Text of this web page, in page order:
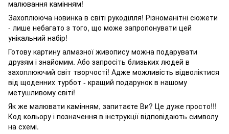
малювання камінням!
Захоплююча новинка в світі рукоділля! Різноманітні сюжети
- лише небагато з того, що може запропонувати цей
унікальний набір!
Готову картину алмазної живопису можна подарувати
друзям і знайомим. Або запросіть близьких людей в
захоплюючий світ творчості! Адже можливість відволіктися
від щоденних турбот - кращий подарунок в нашому
метушливому світі!
Як же малювати камінням, запитаєте Ви? Це дуже просто!!!
Код кольору і позначення в інструкції відповідають символу
на схемі.